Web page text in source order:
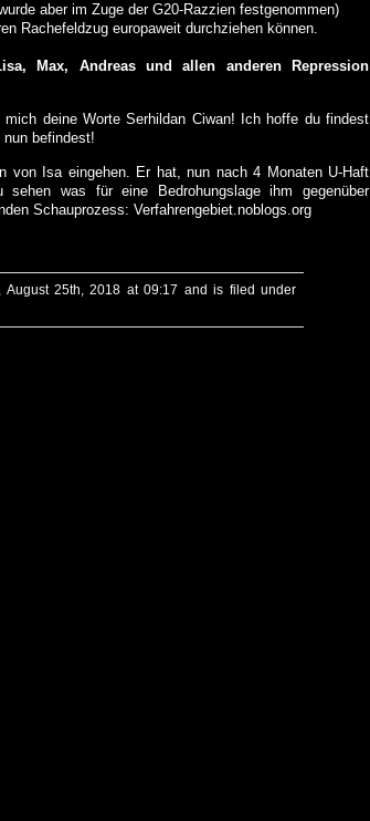
aber im Zuge der G20-Razzien festgenommen)
Rachefeldzug europaweit durchziehen können.
Max, Andreas und allen anderen Repression
deine Worte Serhildan Ciwan! Ich hoffe du findest
befindest!
von Isa eingehen. Er hat, nun nach 4 Monaten U-Haft
was für eine Bedrohungslage ihm gegenüber
Schauprozess: Verfahrengebiet.noblogs.org
August 25th, 2018 at 09:17 and is filed under